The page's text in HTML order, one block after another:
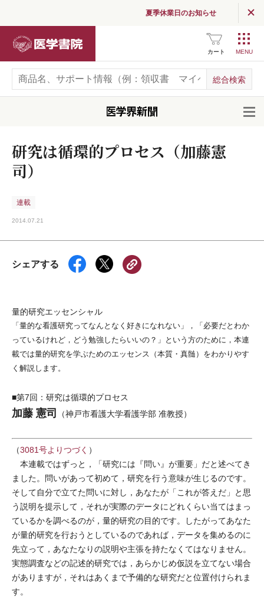
夏季休業日のお知らせ
カート
研究は循環的プロセス（加藤憲
司）
連載
2014.07.21
シェアする
量的研究エッセンシャル
「量的な看護研究ってなんとなく好きになれない」，「必要だとわか
っているけれど，どう勉強したらいいの？」という方のために，本連
載では量的研究を学ぶためのエッセンス（本質・真髄）をわかりやす
く解説します。
■第7回：研究は循環的プロセス
加藤 憲司 （神戸市看護大学看護学部 准教授）
（3081号よりつづく ）
本連載ではずっと，「研究には『問い』が重要」だと述べてき
ました。問いがあって初めて，研究を行う意味が生じるのです。
そして自分で立てた問いに対し，あなたが「これが答えだ」と思
う説明を提示して，それが実際のデータにどれくらい当てはまっ
ているかを調べるのが，量的研究の目的です。したがってあなた
が量的研究を行おうとしているのであれば，データを集めるのに
先立って，あなたなりの説明や主張を持たなくてはなりません。
実態調査などの記述的研究では，あらかじめ仮説を立てない場合
がありますが，それはあくまで予備的な研究だと位置付けられま
す。